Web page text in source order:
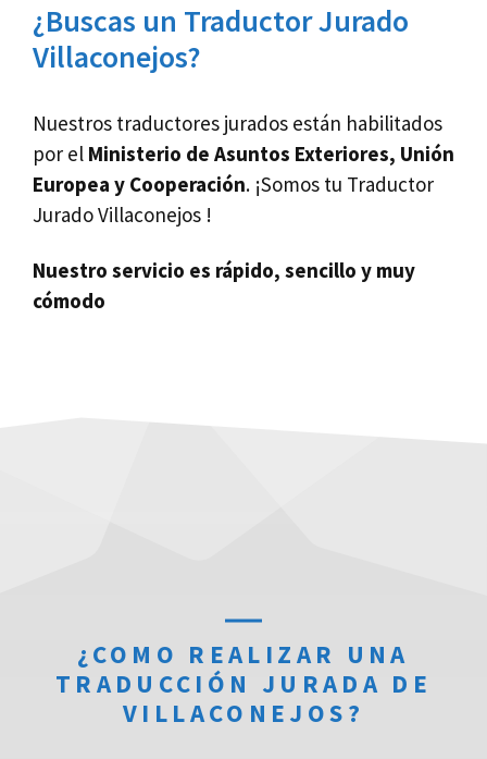
¿Buscas un Traductor Jurado
Villaconejos?
Nuestros traductores jurados están habilitados
por el Ministerio de Asuntos Exteriores, Unión
Europea y Cooperación. ¡Somos tu Traductor
Jurado Villaconejos !
Nuestro servicio es rápido, sencillo y muy
cómodo
¿COMO REALIZAR UNA
TRADUCCIÓN JURADA DE
VILLACONEJOS?